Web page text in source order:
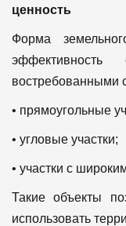
ценность
Форма
востребованными
• прямоугольные
• угловые участки;
• участки с
Такие объекты
использовать